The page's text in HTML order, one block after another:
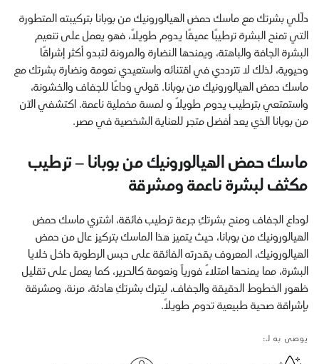
دلّلي بشرتك مع ماسك حمض الهيالورونيك من بوبانا بتركيبته المتطورة
التي تمنح البشرة ترطيبًا عميقًا يدوم طويلاً، فهو يعمل على تنعيم
البشرة الجافة والباهتة، ويمنحها النضارة والمرونة لتبدو أكثر إشراقًا
وحيوية، لذلك لا تترددي في اقتنائه واستعيدي نعومة ونضارة بشرتك مع
ماسك حمض الهيالورونيك من بوبانا. قولي وداعًا للجفاف والخشونة،
واستمتعي بترطيب يدوم طويلاً و لمسة مخملية ناعمة. اكتشفي الآن
من بوبانا الذي يعد أفضل متجر للعناية الشخصية في مصر.
ماسك حمض الهيالورونيك من بوبانا – ترطيب
مكثف لبشرة ناعمة ومشرقة
لوداع الجفاف ومنح بشرتكِ جرعة ترطيب فائقة، اشتري ماسك حمض
الهيالورونيك من بوبانا، حيث يتميز هذا الماسك بتركيز عالٍ من حمض
الهيالورونيك، المعروف بقدرته الفائقة على حبس الرطوبة داخل خلايا
البشرة، مما يمنحها امتلاءً فورياً ونعومة كالحرير، كما يعمل على تقليل
ظهور الخطوط الدقيقة والجفاف، ليترك بشرتكِ هادئة، مرنة، ومشرقة
بإشراقة صحية طبيعية تدوم طويلاً.
يوصى به لـ: